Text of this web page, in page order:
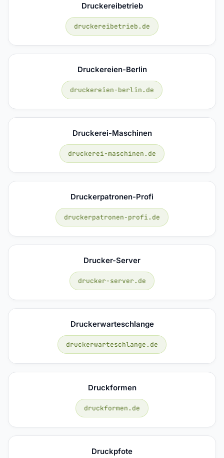
Druckereibetrieb
druckereibetrieb.de
Druckereien-Berlin
druckereien-berlin.de
Druckerei-Maschinen
druckerei-maschinen.de
Druckerpatronen-Profi
druckerpatronen-profi.de
Drucker-Server
drucker-server.de
Druckerwarteschlange
druckerwarteschlange.de
Druckformen
druckformen.de
Druckpfote